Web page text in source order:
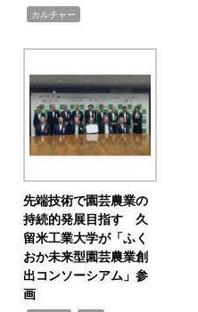
カルチャー
先端技術で園芸農業の
持続的発展目指す 久
留米工業大学が「ふく
おか未来型園芸農業創
出コンソーシアム」参
画